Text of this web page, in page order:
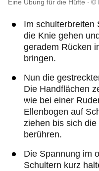
Eine Übung für die Hüfte ©
Im schulterbreiten
die Knie gehen
geradem Rücken
bringen.
Nun die
Die Handflächen
wie bei einer
Ellenbogen auf
ziehen bis sich
berühren.
Die Spannung im
Schultern kurz